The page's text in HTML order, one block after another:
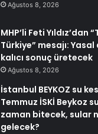
Ağustos 8, 2026
MHP’li Feti Yıldız’dan
Türkiye” mesajı:
kalıcı sonuç üretecek
Ağustos 8, 2026
İstanbul BEYKOZ su
Temmuz İSKİ Beykoz
zaman bitecek, sular
gelecek?